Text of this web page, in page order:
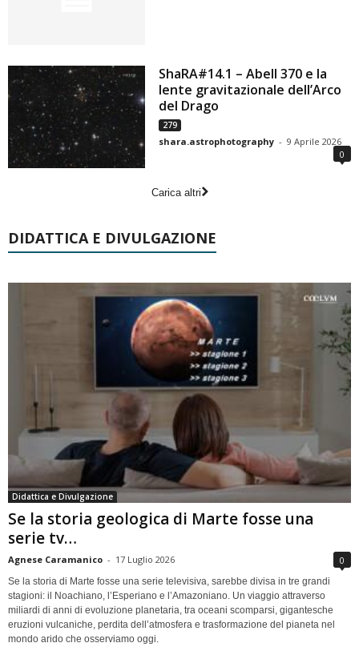
ShaRA#14.1 – Abell 370 e la
lente gravitazionale dell’Arco
del Drago
279
shara.astrophotography - 9 Aprile 2026
0
Carica altri
DIDATTICA E DIVULGAZIONE
Didattica e Divulgazione
Se la storia geologica di Marte fosse una
serie tv…
Agnese Caramanico - 17 Luglio 2026 0
Se la storia di Marte fosse una serie televisiva, sarebbe divisa in tre grandi
stagioni: il Noachiano, l’Esperiano e l’Amazoniano. Un viaggio attraverso
miliardi di anni di evoluzione planetaria, tra oceani scomparsi, gigantesche
eruzioni vulcaniche, perdita dell’atmosfera e trasformazione del pianeta nel
mondo arido che osserviamo oggi.